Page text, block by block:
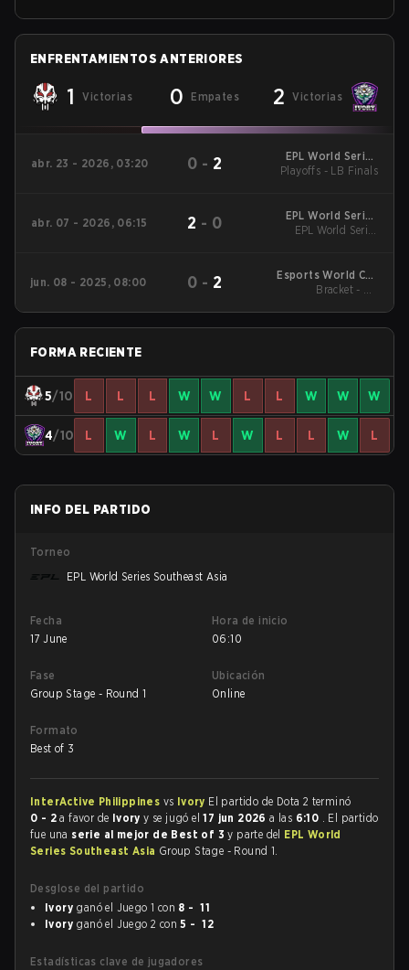
ENFRENTAMIENTOS ANTERIORES
1 Victorias 0 Empates 2 Victorias
abr. 23 - 2026, 03:20 0 - 2
EPL World Series
Southeast Asia
Playoffs - LB Finals
abr. 07 - 2026, 06:15 2 - 0
EPL World Series
Southeast Asia
EPL World Series
jun. 08 - 2025, 08:00 0 - 2
Esports World Cup
2025: Southeast Asia
Bracket - UB
FORMA RECIENTE
5/10 L L L W W L L W W W
4/10 L W L W L W L L W L
INFO DEL PARTIDO
Torneo
EPL World Series Southeast Asia
Fecha
17 June
Hora de inicio
06:10
Fase
Group Stage - Round 1
Ubicación
Online
Formato
Best of 3
InterActive Philippines vs Ivory El partido de Dota 2 terminó
0 - 2 a favor de Ivoryy se jugó el17 jun 2026a las 6:10 . El partido
fue una serie al mejor de Best of 3y parte del EPL World
Series Southeast Asia Group Stage - Round 1.
Desglose del partido
Ivory ganó el Juego 1 con 8 - 11
Ivory ganó el Juego 2 con5 - 12
Estadísticas clave de jugadores